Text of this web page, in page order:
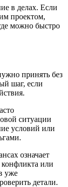
в делах. Если
проектом,
можно быстро
принять без
шаг, если
ситуации
условий или
означает
или
уже
детали.